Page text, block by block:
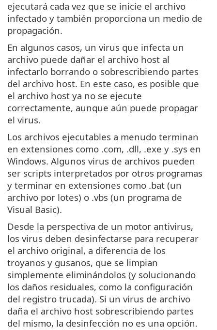
ejecutará cada vez que se inicie el archivo
infectado y también proporciona un medio de
propagación.
En algunos casos, un virus que infecta un
archivo puede dañar el archivo host al
infectarlo borrando o sobrescribiendo partes
del archivo host. En este caso, es posible que
el archivo host ya no se ejecute
correctamente, aunque aún puede propagar
el virus.
Los archivos ejecutables a menudo terminan
en extensiones como .com, .dll, .exe y .sys en
Windows. Algunos virus de archivos pueden
ser scripts interpretados por otros programas
y terminar en extensiones como .bat (un
archivo por lotes) o .vbs (un programa de
Visual Basic).
Desde la perspectiva de un motor antivirus,
los virus deben desinfectarse para recuperar
el archivo original, a diferencia de los
troyanos y gusanos, que se limpian
simplemente eliminándolos (y solucionando
los daños residuales, como la configuración
del registro trucada). Si un virus de archivo
daña el archivo host sobrescribiendo partes
del mismo, la desinfección no es una opción.